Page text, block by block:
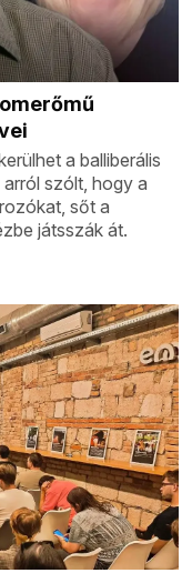
a balliberális
szólt, hogy a
sőt a
játsszák át.